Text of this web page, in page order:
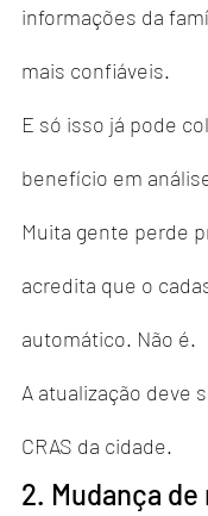
informações da
mais confiáveis.
E só isso já pode
benefício em
Muita gente perde
acredita que o
automático. Não é.
A atualização deve
CRAS da cidade.
2. Mudança de